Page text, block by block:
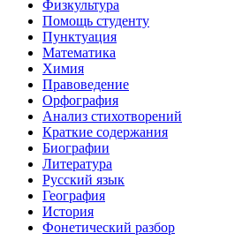
Физкультура
Помощь студенту
Пунктуация
Математика
Химия
Правоведение
Орфография
Анализ стихотворений
Краткие содержания
Биографии
Литература
Русский язык
География
История
Фонетический разбор